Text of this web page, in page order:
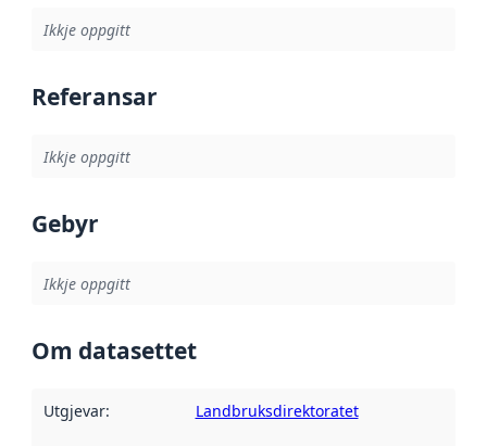
Ikkje oppgitt
Referansar
Ikkje oppgitt
Gebyr
Ikkje oppgitt
Om datasettet
Utgjevar: Landbruksdirektoratet